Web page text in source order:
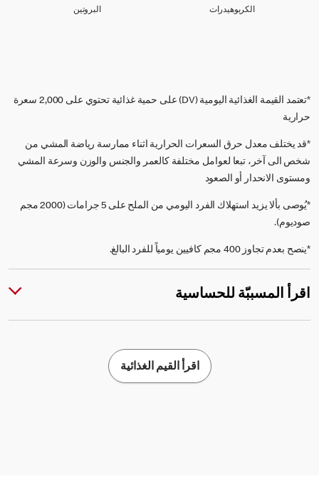
الكربوهيدراتالكربوهيدرات البروتين
*تعتمد القيمة الغذائية اليومية (DV) على حمية غذائية تحتوي على 2,000 سعرة
حرارية
*قد يختلف معدل حرق السعرات الحرارية اثناء ممارسة رياضة المشي من
شخص الى آخر، تبعا لعوامل مختلفة كالعمر والجنس والوزن وسرعة المشي
ومستوى الانحدار أو الصعود
*يُوصى بألا يزيد استهلاك الفرد اليومي من الملح على 5 جرامات (2000 مجم
صوديوم).
*ينصح بعدم تجاوز 400 مجم كافيين يومياً للفرد البالغ.
اقرأ المسببّة للحساسية
اقرأ القيم الغذائية